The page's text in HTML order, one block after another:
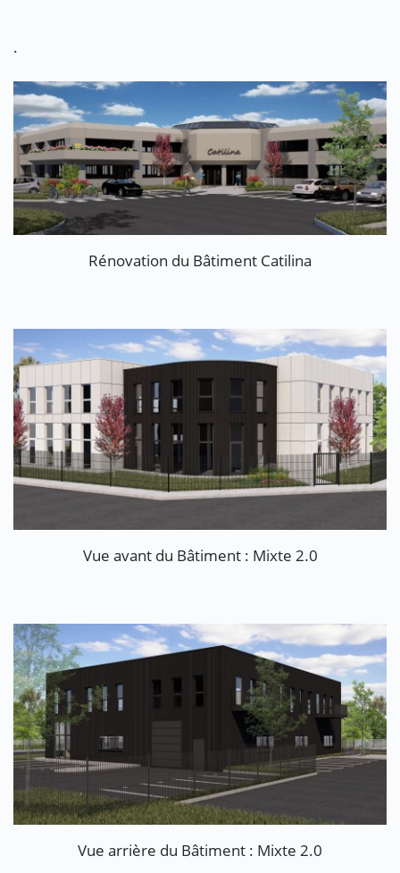
.
Rénovation du Bâtiment Catilina
Vue avant du Bâtiment : Mixte 2.0
Vue arrière du Bâtiment : Mixte 2.0